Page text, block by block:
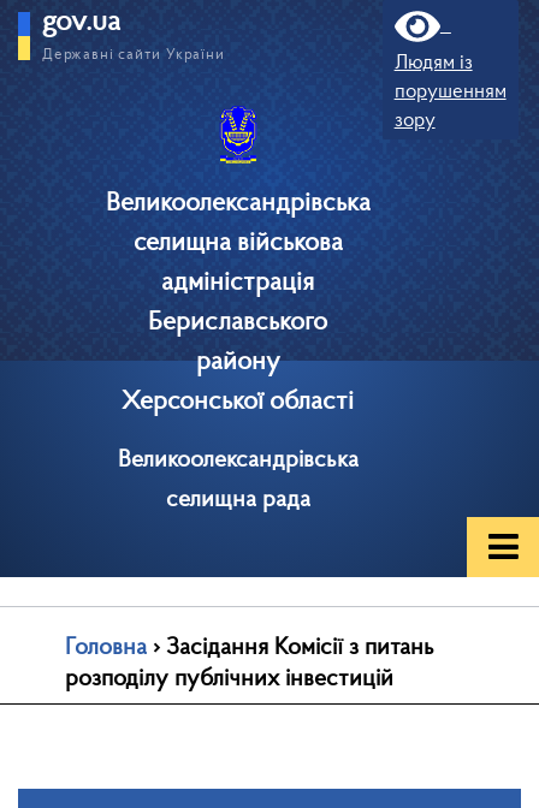
gov.ua
Державні сайти України
Великоолександрівська
селищна військова
адміністрація
Бериславського
району
Херсонської області
Великоолександрівська
селищна рада
Людям із
порушенням
зору
Головна › Засідання Комісії з питань
розподілу публічних інвестицій